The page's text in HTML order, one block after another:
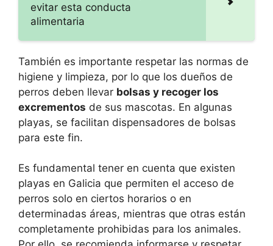
evitar esta conducta
alimentaria
También es importante respetar las normas de
higiene y limpieza, por lo que los dueños de
perros deben llevar bolsas y recoger los
excrementos de sus mascotas. En algunas
playas, se facilitan dispensadores de bolsas
para este fin.
Es fundamental tener en cuenta que existen
playas en Galicia que permiten el acceso de
perros solo en ciertos horarios o en
determinadas áreas, mientras que otras están
completamente prohibidas para los animales.